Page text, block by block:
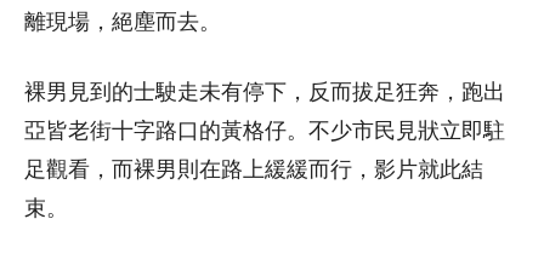
離現場，絕塵而去。
裸男見到的士駛走未有停下，反而拔足狂奔，跑出
亞皆老街十字路口的黃格仔。不少市民見狀立即駐
足觀看，而裸男則在路上緩緩而行，影片就此結
束。